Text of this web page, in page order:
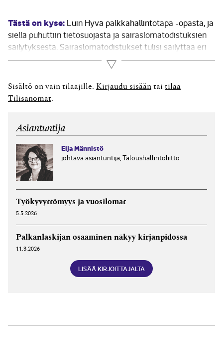
Tästä on kyse: Luin Hyvä palkkahallintotapa -opasta, ja
siellä puhuttiin tietosuojasta ja sairaslomatodistuksien
säilytyksestä. Sairaslomatodistukset tulisi säilyttää eri
mapissa kuin muut henkilötiedot. Onko siis ok, jos
sairaslomatodistuksia säilyttää eri mapissa, jossa on eri
yrityksien todistukset? Vai tuleeko jokaiselle yritykselle
olla oma mappi? Ja...
Lue lisää
Sisältö on vain tilaajille. Kirjaudu sisään tai tilaa
Tilisanomat
Asiantuntija
Eija Männistö
johtava asiantuntija, Taloushallintoliitto
Työkyvyttömyys ja vuosilomat
5.5.2026
Palkanlaskijan osaaminen näkyy kirjanpidossa
11.3.2026
LISÄÄ KIRJOITTAJALTA